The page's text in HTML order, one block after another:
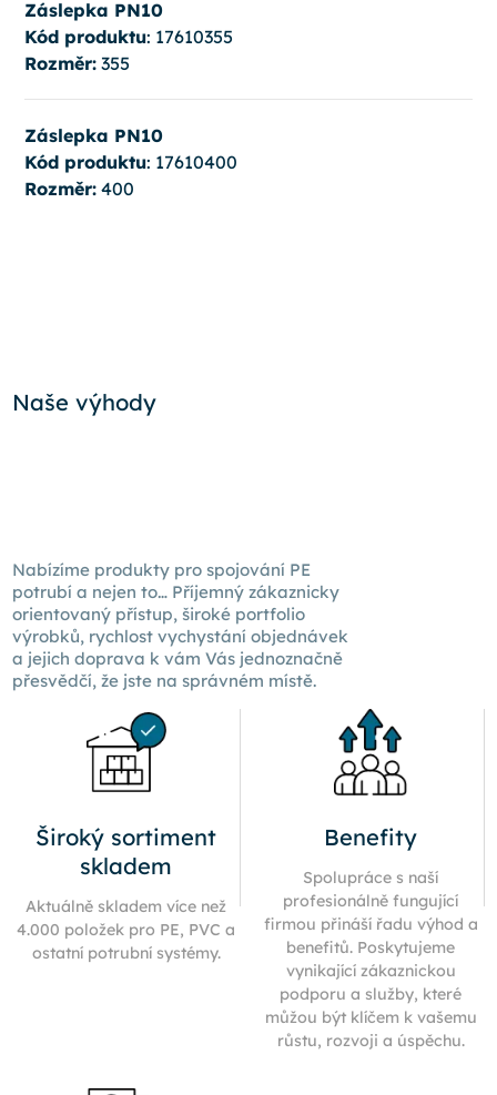
Záslepka PN10
Kód produktu: 17610355
Rozměr:355
Záslepka PN10
Kód produktu: 17610400
Rozměr:400
Naše výhody
Nabízíme produkty pro spojování PE
potrubí a nejen to… Příjemný zákaznicky
orientovaný přístup, široké portfolio
výrobků, rychlost vychystání objednávek
a jejich doprava kvám Vás jednoznačně
přesvědčí, že jste na správném místě.
Široký sortiment
skladem
Aktuálně skladem více než
4.000 položek pro PE, PVC a
ostatní potrubní systémy.
Benefity
Spolupráce s naší
profesionálně fungující
firmou přináší řadu výhod a
benefitů. Poskytujeme
vynikající zákaznickou
podporu a služby, které
můžou být klíčem k vašemu
růstu, rozvoji a úspěchu.